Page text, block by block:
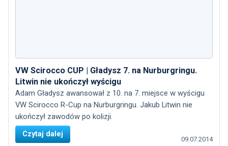
VW Scirocco CUP | Gładysz 7. na Nurburgringu.
Litwin nie ukończył wyścigu
Adam Gładysz awansował z 10. na 7. miejsce w wyścigu
VW Scirocco R-Cup na Nurburgringu. Jakub Litwin nie
ukończył zawodów po kolizji.
Czytaj dalej
09.07.2014